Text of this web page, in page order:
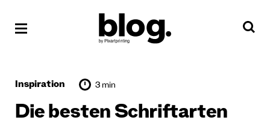
Inspiration 3 min
Die besten Schriftarten